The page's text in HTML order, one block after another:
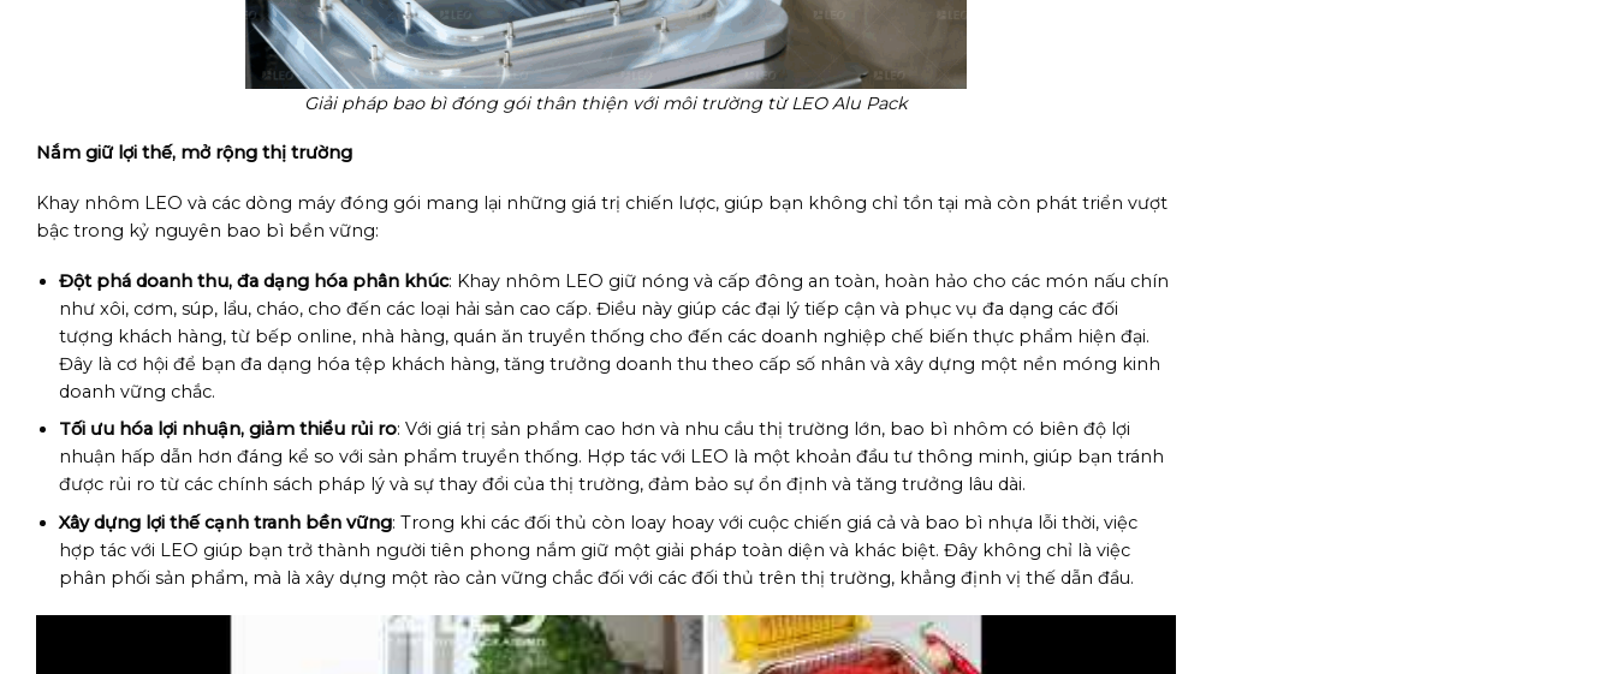
Giải pháp bao bì đóng gói thân thiện với môi trường từ LEO Alu Pack
Nắm giữ lợi thế, mở rộng thị trường
Khay nhôm LEO và các dòng máy đóng gói mang lại những giá trị chiến lược, giúp bạn không chỉ tồn tại mà còn phát triển vượt
bậc trong kỷ nguyên bao bì bền vững:
Đột phá doanh thu, đa dạng hóa phân khúc: Khay nhôm LEO giữ nóng và cấp đông an toàn, hoàn hảo cho các món nấu chín
như xôi, cơm, súp, lẩu, cháo, cho đến các loại hải sản cao cấp. Điều này giúp các đại lý tiếp cận và phục vụ đa dạng các đối
tượng khách hàng, từ bếp online, nhà hàng, quán ăn truyền thống cho đến các doanh nghiệp chế biến thực phẩm hiện đại.
Đây là cơ hội để bạn đa dạng hóa tệp khách hàng, tăng trưởng doanh thu theo cấp số nhân và xây dựng một nền móng kinh
doanh vững chắc.
Tối ưu hóa lợi nhuận, giảm thiểu rủi ro: Với giá trị sản phẩm cao hơn và nhu cầu thị trường lớn, bao bì nhôm có biên độ lợi
nhuận hấp dẫn hơn đáng kể so với sản phẩm truyền thống. Hợp tác với LEO là một khoản đầu tư thông minh, giúp bạn tránh
được rủi ro từ các chính sách pháp lý và sự thay đổi của thị trường, đảm bảo sự ổn định và tăng trưởng lâu dài.
Xây dựng lợi thế cạnh tranh bền vững: Trong khi các đối thủ còn loay hoay với cuộc chiến giá cả và bao bì nhựa lỗi thời, việc
hợp tác với LEO giúp bạn trở thành người tiên phong nắm giữ một giải pháp toàn diện và khác biệt. Đây không chỉ là việc
phân phối sản phẩm, mà là xây dựng một rào cản vững chắc đối với các đối thủ trên thị trường, khẳng định vị thế dẫn đầu.